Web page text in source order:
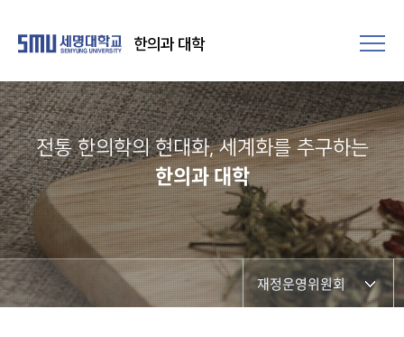
한의과 대학
전통 한의학의 현대화, 세계화를 추구하는​
한의과 대학
재정운영위원회